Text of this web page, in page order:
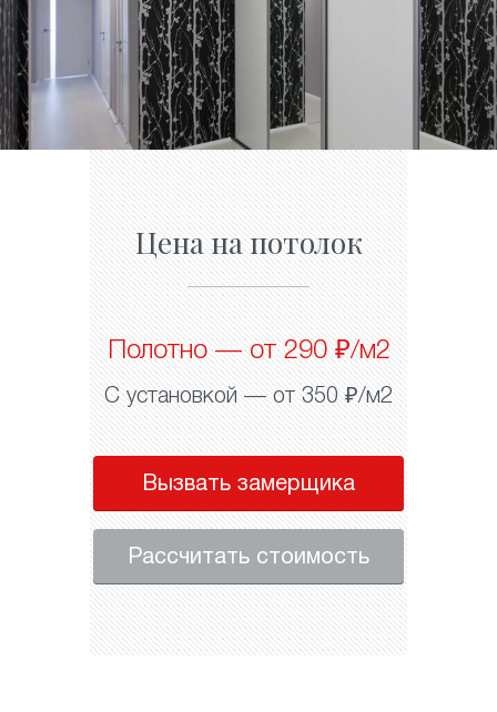
Цена на потолок
Полотно — от 290 ₽/м2
С установкой — от 350 ₽/м2
Вызвать замерщика
Рассчитать стоимость